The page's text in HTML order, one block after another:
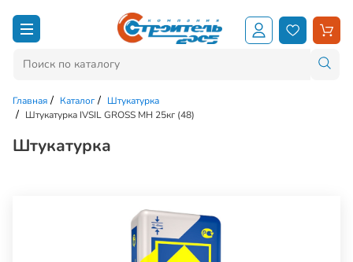
Главная Каталог
Штукатурка
Штукатурка IVSIL GROSS МН 25кг (48)
Штукатурка